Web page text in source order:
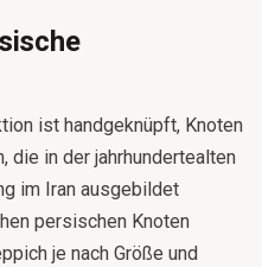
ist handgeknüpft, Knoten
die in der jahrhundertealten
im Iran ausgebildet
persischen Knoten
je nach Größe und